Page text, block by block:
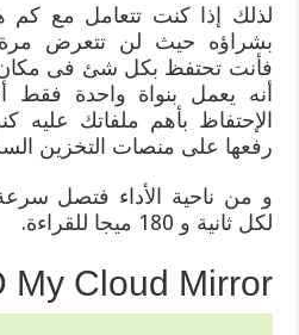
لذلك إذا كنت تتعامل مع كم
بشراؤه حيث لن تتعرض مرة
فأنت تحتفظ بكل شئ فى مكان
أنه يعمل بنواة واحدة
الإحتفاظ بأهم ملفاتك
رفعها على منصات التخزين
لكل ثانية و 180 ميجا للقراءة.
My Cloud Mirror